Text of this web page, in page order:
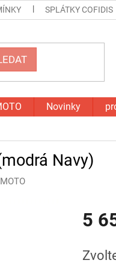
SPLÁTKY COFIDIS
Novinky
Navy)
5
cena: